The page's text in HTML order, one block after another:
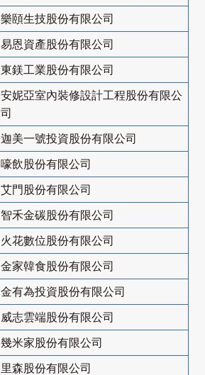
樂頤生技股份有限公司
易恩資產股份有限公司
東鎂工業股份有限公司
安妮亞室內裝修設計工程股份有限公
司
迦美一號投資股份有限公司
嚎飲股份有限公司
艾門股份有限公司
智禾金碳股份有限公司
火花數位股份有限公司
金家韓食股份有限公司
金有為投資股份有限公司
威志雲端股份有限公司
幾米家股份有限公司
里森股份有限公司